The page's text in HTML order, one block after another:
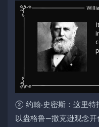
② 约翰·史密斯：这里特
以盎格鲁—撒克逊观念开